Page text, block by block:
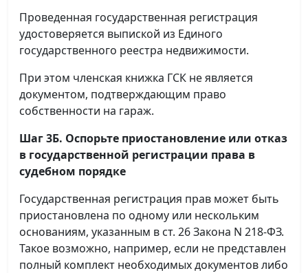
Проведенная государственная регистрация
удостоверяется выпиской из Единого
государственного реестра недвижимости.
При этом членская книжка ГСК не является
документом, подтверждающим право
собственности на гараж.
Шаг 3Б. Оспорьте приостановление или отказ
в государственной регистрации права в
судебном порядке
Государственная регистрация прав может быть
приостановлена по одному или нескольким
основаниям, указанным в ст. 26 Закона N 218-ФЗ.
Такое возможно, например, если не представлен
полный комплект необходимых документов либо